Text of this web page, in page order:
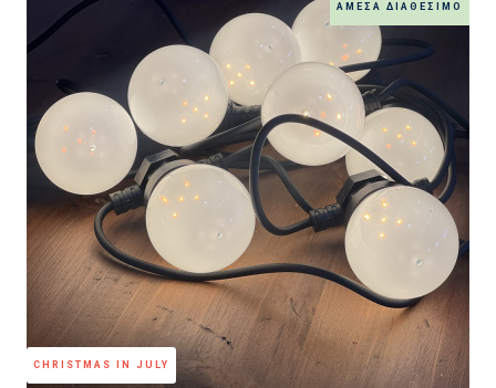
ΆΜΕΣΑ ΔΙΑΘΈΣΙΜΟ
CHRISTMAS IN JULY